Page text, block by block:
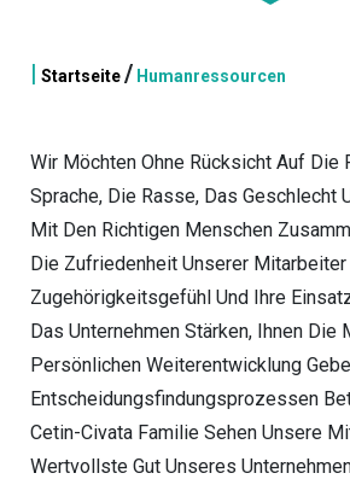
| Startseite/ Humanressourcen
Wir Möchten Ohne Rücksicht Auf Die
Sprache, Die Rasse, Das Geschlecht
Mit Den Richtigen Menschen
Die Zufriedenheit Unserer Mitarbeiter
Zugehörigkeitsgefühl Und Ihre
Das Unternehmen Stärken, Ihnen Die
Persönlichen Weiterentwicklung
Entscheidungsfindungsprozessen
Cetin-Civata Familie Sehen Unsere
Wertvollste Gut Unseres